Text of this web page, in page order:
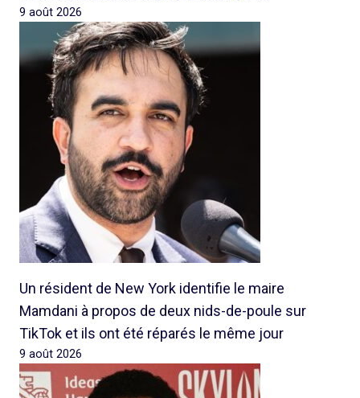
9 août 2026
Un résident de New York identifie le maire
Mamdani à propos de deux nids-de-poule sur
TikTok et ils ont été réparés le même jour
9 août 2026